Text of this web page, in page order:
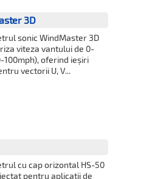
3D
sonic WindMaster 3D
viteza vantului de 0-
100mph), oferind ieșiri
vectorii U, V...
cu cap orizontal HS-50
pentru aplicații de